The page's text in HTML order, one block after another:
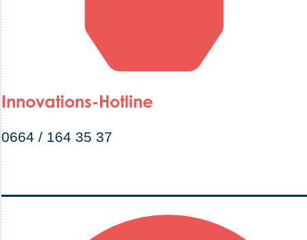
Innovations-Hotline
0664 / 164 35 37